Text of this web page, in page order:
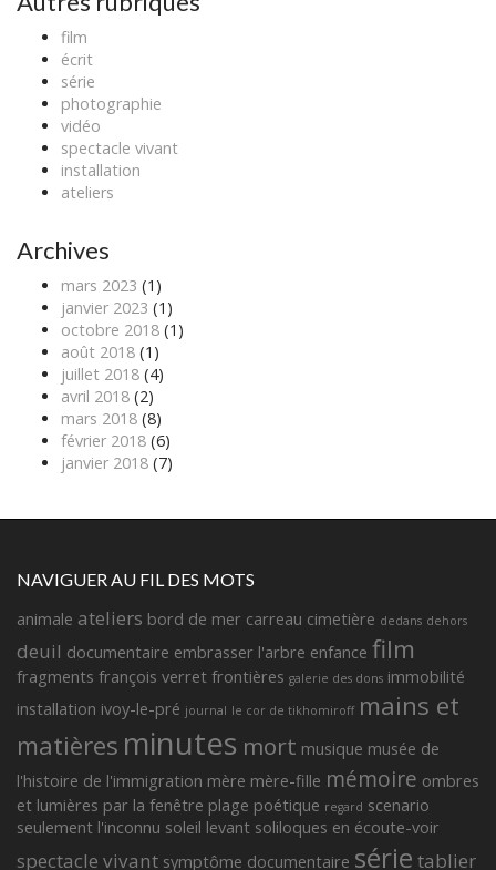
o
film
écrit
série
photographie
vidéo
spectacle vivant
installation
ateliers
Archives
mars 2023 (1)
janvier 2023 (1)
octobre 2018 (1)
août 2018 (1)
juillet 2018 (4)
avril 2018 (2)
mars 2018 (8)
février 2018 (6)
janvier 2018 (7)
NAVIGUER AU FIL DES MOTS
animale ateliers bord de mer carreau cimetière dedans dehors
deuil documentaire embrasser l'arbre enfance film
fragments françois verret frontières galerie des dons immobilité
installation ivoy-le-pré journal le cor de tikhomiroff mains et
matières minutes mort musique musée de
l'histoire de l'immigration mère mère-fille mémoire ombres
et lumières par la fenêtre plage poétique regard scenario
seulement l'inconnu soleil levant soliloques en écoute-voir
spectacle vivant symptôme documentaire série tablier